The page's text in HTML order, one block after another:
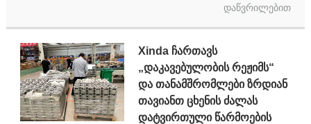
დაწვრილებით
Xinda ჩართავს
„დაკავებულობის რეჟიმს“
და თანამშრომლები ზრდიან
თავიანთ ცხენის ძალას
დატვირთული წარმოების